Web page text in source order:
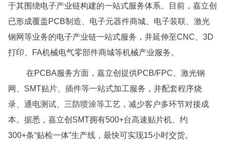
于其围绕电子产业链构建的一站式服务体系。目前，嘉立创
已形成覆盖PCB制造、电子元器件商城、电子装联、激光
钢网等业务的电子产业链一站式服务，并延伸至CNC、3D
打印、FA机械电气零部件商城等机械产业服务。
在PCBA服务方面，嘉立创提供PCB/FPC、激光钢
网、SMT贴片、插件等一站式加工服务，并配套程序烧
录、通电测试、三防喷涂等工艺，减少客户多环节对接成
本。据悉，嘉立创SMT拥有500+台高速贴片机、约
300+条“贴检一体”生产线，最快可实现15小时交货。